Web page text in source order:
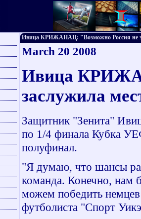
Ивица КРИЖАНАЦ: "Возможно Россия не
March 20 2008
Ивица
заслужила
Защитник "Зенита"
по 1/4 финала Кубка
полуфинал.
"Я думаю, что шансы
команда. Конечно, нам
можем победить
футболиста "Спорт